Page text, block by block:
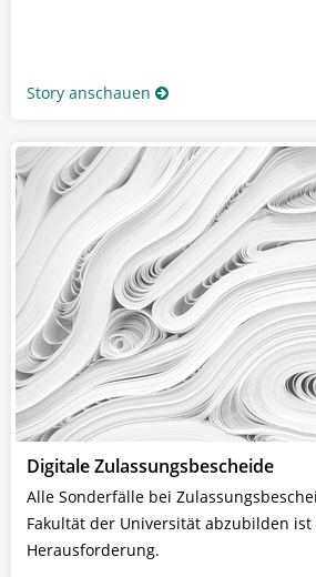
Story anschauen
Digitale Zulassungsbescheide
Alle Sonderfälle bei
Fakultät der Universität abzubilden ist
Herausforderung.